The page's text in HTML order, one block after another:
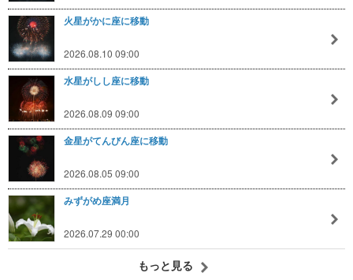
火星がかに座に移動
2026.08.10 09:00
水星がしし座に移動
2026.08.09 09:00
金星がてんびん座に移動
2026.08.05 09:00
みずがめ座満月
2026.07.29 00:00
もっと見る